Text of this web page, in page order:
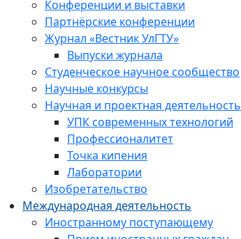
Конференции и выставки
Партнёрские конференции
Журнал «Вестник УлГТУ»
Выпуски журнала
Студенческое научное сообщество
Научные конкурсы
Научная и проектная деятельность
УПК современных технологий
Профессионалитет
Точка кипения
Лаборатории
Изобретательство
Международная деятельность
Иностранному поступающему